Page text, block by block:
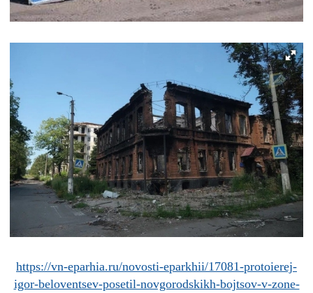
https://vn-eparhia.ru/novosti-eparkhii/17081-protoierej-
igor-beloventsev-posetil-novgorodskikh-bojtsov-v-zone-